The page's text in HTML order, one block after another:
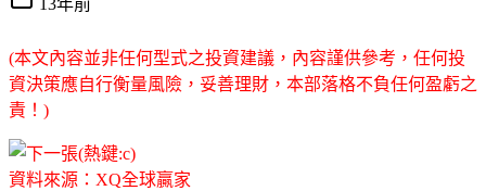
(本文內容並非任何型式之投資建議，內容謹供參考，任何投
資決策應自行衡量風險，妥善理財，本部落格不負任何盈虧之
責！)
資料來源：XQ全球贏家